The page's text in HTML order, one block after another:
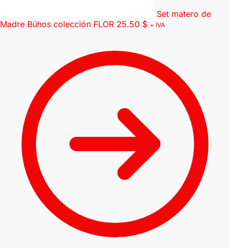
Set matero de
Madre Búhos colección FLOR 25.50 $ + IVA